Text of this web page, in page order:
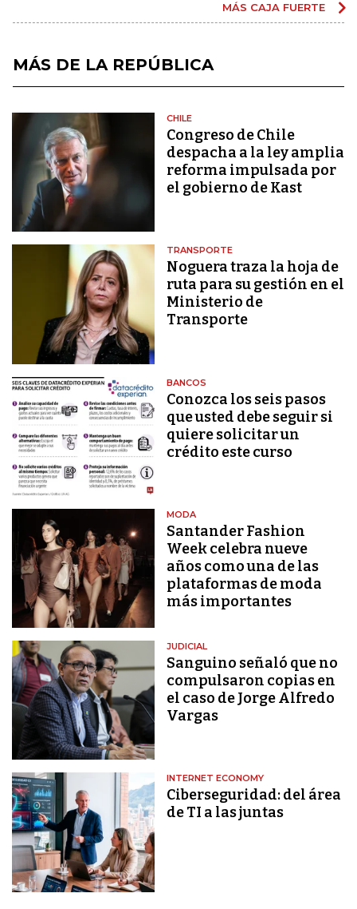
MÁS CAJA FUERTE
MÁS DE LA REPÚBLICA
CHILE
Congreso de Chile
despacha a la ley amplia
reforma impulsada por
el gobierno de Kast
TRANSPORTE
Noguera traza la hoja de
ruta para su gestión en el
Ministerio de
Transporte
BANCOS
Conozca los seis pasos
que usted debe seguir si
quiere solicitar un
crédito este curso
MODA
Santander Fashion
Week celebra nueve
años como una de las
plataformas de moda
más importantes
JUDICIAL
Sanguino señaló que no
compulsaron copias en
el caso de Jorge Alfredo
Vargas
INTERNET ECONOMY
Ciberseguridad: del área
de TI a las juntas